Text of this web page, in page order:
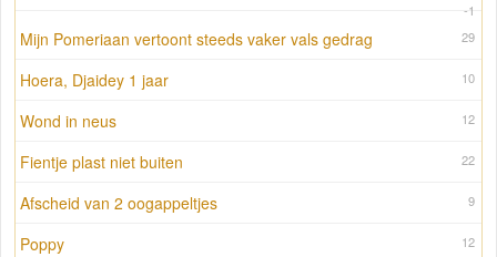
-1
29
Mijn Pomeriaan vertoont steeds vaker vals gedrag
10
Hoera, Djaidey 1 jaar
12
Wond in neus
22
Fientje plast niet buiten
9
Afscheid van 2 oogappeltjes
12
Poppy